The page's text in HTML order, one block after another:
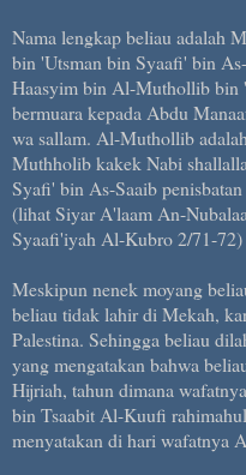
Nama lengkap beliau adalah
bin 'Utsman bin Syaafi' bin
Haasyim bin Al-Muthollib bin
bermuara kepada Abdu
wa sallam. Al-Muthollib
Muthholib kakek Nabi
Syafi' bin As-Saaib
(lihat Siyar A'laam An-
Syaafi'iyah Al-Kubro 2/71-72)
Meskipun nenek moyang
beliau tidak lahir di Mekah,
Palestina. Sehingga beliau
yang mengatakan bahwa
Hijriah, tahun dimana
bin Tsaabit Al-Kuufi
menyatakan di hari wafatnya